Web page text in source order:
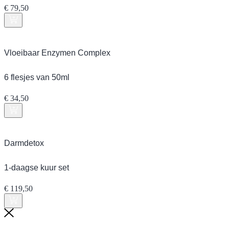
€ 79,50
Vloeibaar Enzymen Complex
6 flesjes van 50ml
€ 34,50
Darmdetox
1-daagse kuur set
€ 119,50